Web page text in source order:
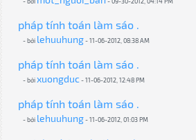
pháp tính toán làm sáo .
- bởi lehuuhung- 11-06-2012, 08:38 AM
pháp tính toán làm sáo .
- bởixuongduc- 11-06-2012, 12:48 PM
pháp tính toán làm sáo .
- bởi lehuuhung- 11-06-2012, 01:03 PM